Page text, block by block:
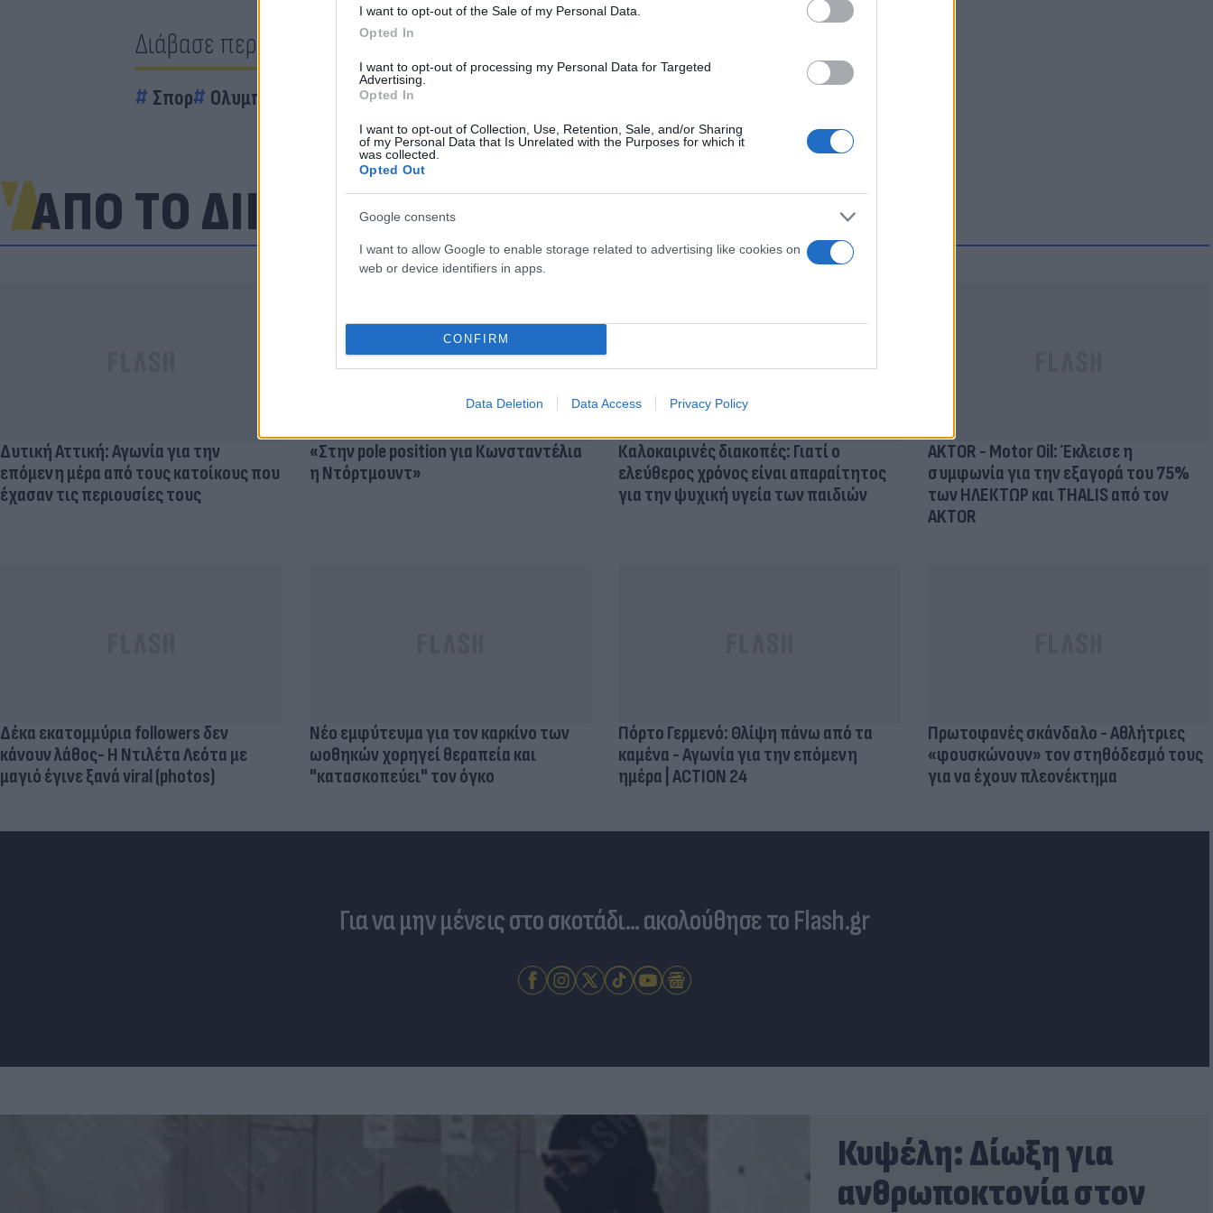
I want to opt-out of the Sale of my Personal Data.
Opted In
I want to opt-out of processing my Personal Data for Targeted
Advertising.
Opted In
I want to opt-out of Collection, Use, Retention, Sale, and/or Sharing
of my Personal Data that Is Unrelated with the Purposes for which it
was collected.
Opted Out
Google consents
I want to allow Google to enable storage related to advertising like cookies on
web or device identifiers in apps.
CONFIRM
Data Deletion Data Access Privacy Policy
Διάβασε περισσότερα
Σπορ Ολυμπιακός
ΑΠΟ ΤΟ ΔΙΚΤΥΟ
Δυτική Αττική: Αγωνία για την
επόμενη μέρα από τους κατοίκους που
έχασαν τις περιουσίες τους
«Στην pole position για Κωνσταντέλια
η Ντόρτμουντ»
Καλοκαιρινές διακοπές: Γιατί ο
ελεύθερος χρόνος είναι απαραίτητος
για την ψυχική υγεία των παιδιών
AKTOR - Motor Oil: Έκλεισε η
συμφωνία για την εξαγορά του 75%
των ΗΛΕΚΤΩΡ και THALIS από τον
AKTOR
Δέκα εκατομμύρια followers δεν
κάνουν λάθος- Η Ντιλέτα Λεότα με
μαγιό έγινε ξανά viral (photos)
Νέο εμφύτευμα για τον καρκίνο των
ωοθηκών χορηγεί θεραπεία και
"κατασκοπεύει" τον όγκο
Πόρτο Γερμενό: Θλίψη πάνω από τα
καμένα - Αγωνία για την επόμενη
ημέρα | ACTION 24
Πρωτοφανές σκάνδαλο - Aθλήτριες
«φουσκώνουν» τον στηθόδεσμό τους
για να έχουν πλεονέκτημα
Για να μην μένεις στο σκοτάδι... ακολούθησε το Flash.gr
Κυψέλη: Δίωξη για
ανθρωποκτονία στον